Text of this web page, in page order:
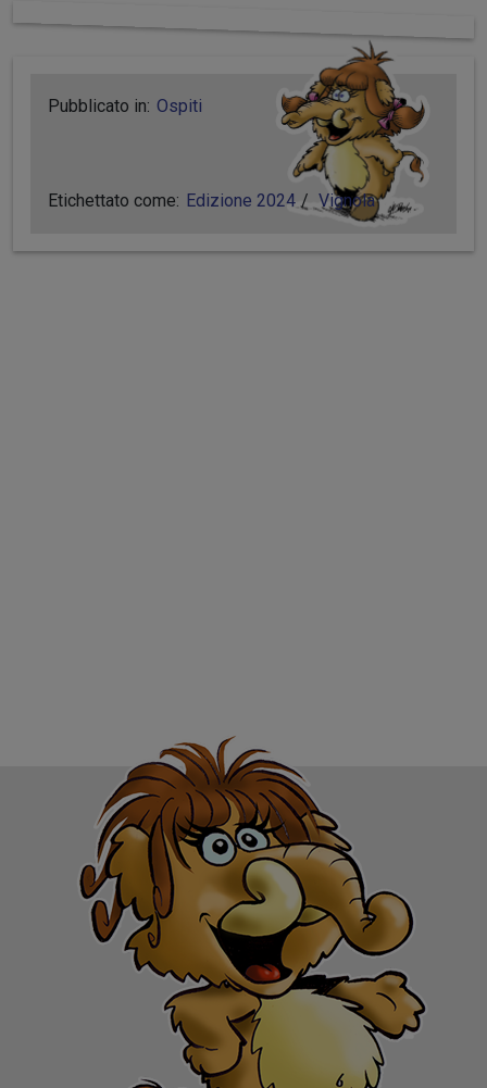
Pubblicato in: Ospiti
Etichettato come: Edizione 2024 Vignola